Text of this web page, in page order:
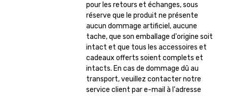
pour les retours et échanges, sous
réserve que le produit ne présente
aucun dommage artificiel, aucune
tache, que son emballage d'origine soit
intact et que tous les accessoires et
cadeaux offerts soient complets et
intacts. En cas de dommage dû au
transport, veuillez contacter notre
service client par e-mail à l'adresse